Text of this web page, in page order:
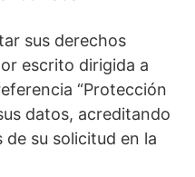
sus derechos
escrito dirigida a
“Protección
datos, acreditando
su solicitud en la